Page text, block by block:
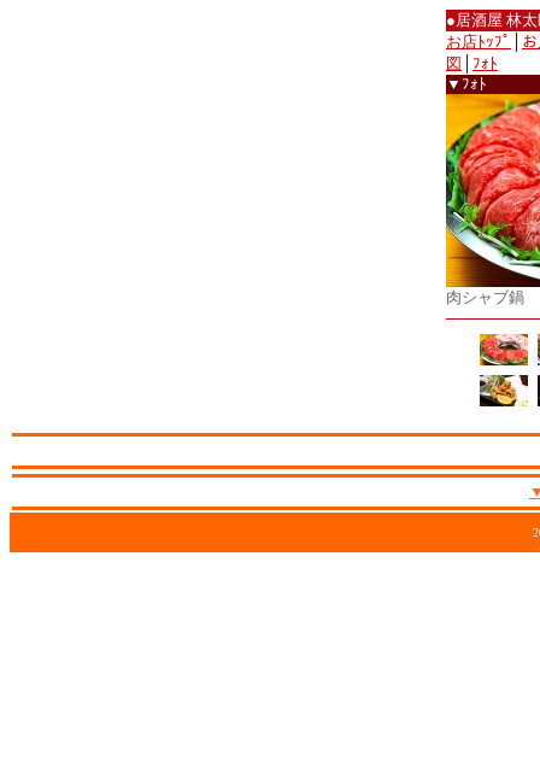
●居酒屋 林
お店ﾄｯﾌﾟ
図
ﾌｫﾄ
▼ﾌｫﾄ
肉シャブ鍋